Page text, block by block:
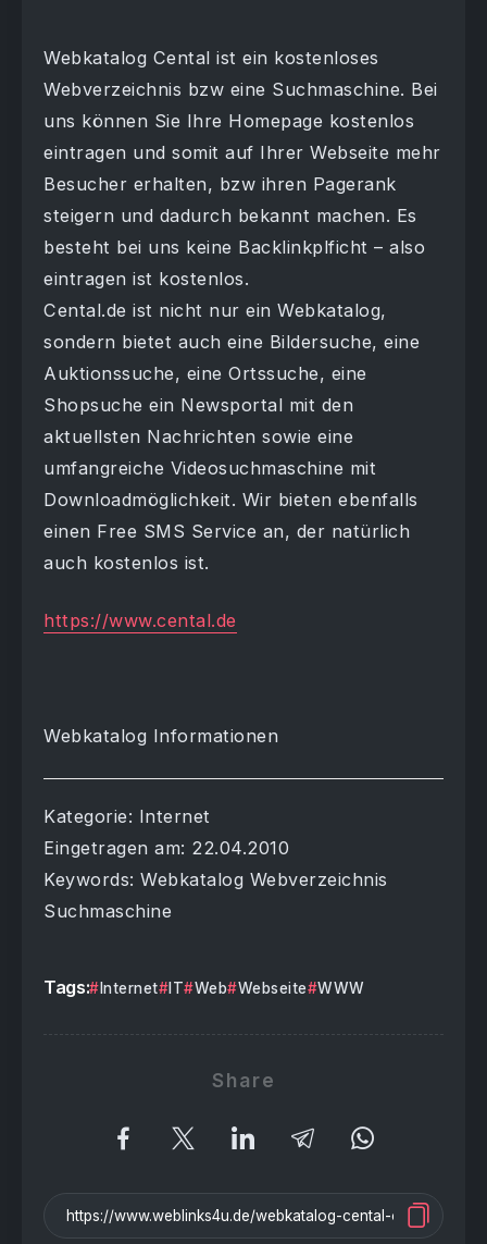
Webkatalog Cental ist ein kostenloses
Webverzeichnis bzw eine Suchmaschine. Bei
uns können Sie Ihre Homepage kostenlos
eintragen und somit auf Ihrer Webseite mehr
Besucher erhalten, bzw ihren Pagerank
steigern und dadurch bekannt machen. Es
besteht bei uns keine Backlinkplficht – also
eintragen ist kostenlos.
Cental.de ist nicht nur ein Webkatalog,
sondern bietet auch eine Bildersuche, eine
Auktionssuche, eine Ortssuche, eine
Shopsuche ein Newsportal mit den
aktuellsten Nachrichten sowie eine
umfangreiche Videosuchmaschine mit
Downloadmöglichkeit. Wir bieten ebenfalls
einen Free SMS Service an, der natürlich
auch kostenlos ist.
https://www.cental.de
Webkatalog Informationen
Kategorie: Internet
Eingetragen am: 22.04.2010
Keywords: Webkatalog Webverzeichnis
Suchmaschine
Tags: Internet IT Web Webseite WWW
Share